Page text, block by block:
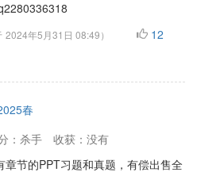
2024年5月31日 08:49）
12
春
：杀手
收获：没有
节的PPT习题和真题，有偿出售全